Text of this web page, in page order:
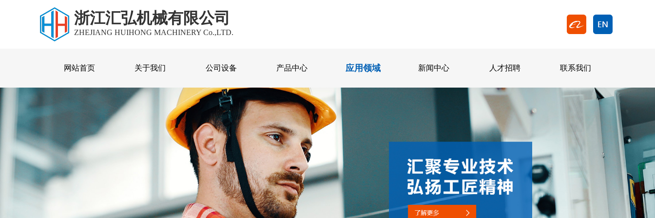
浙江汇弘机械有限公司
ZHEJIANG HUIHONG MACHINERY Co.,LTD.
网站首页 关于我们 公司设备 产品中心 应用领域 新闻中心 人才招聘 联系我们